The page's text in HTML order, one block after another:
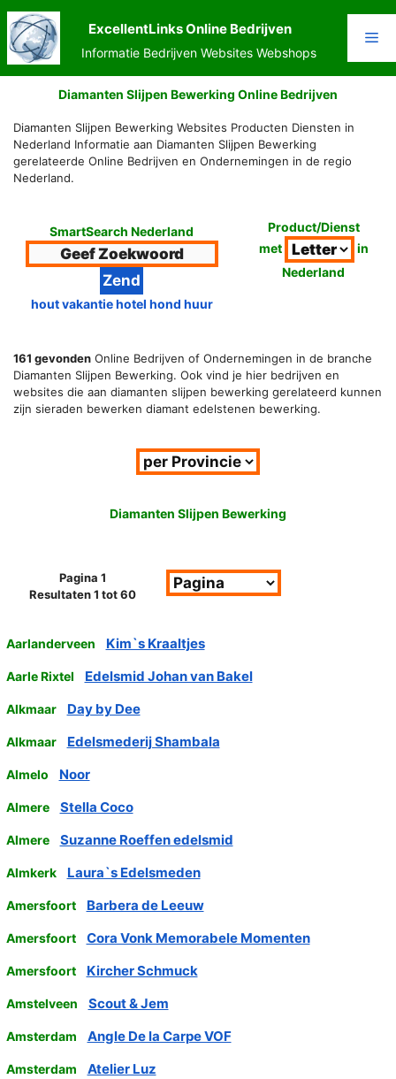
Ga
naar
de
inhoud
ExcellentLinks Online Bedrijven
Informatie Bedrijven Websites Webshops
Diamanten Slijpen Bewerking Online Bedrijven
Diamanten Slijpen Bewerking Websites Producten Diensten in
Nederland Informatie aan Diamanten Slijpen Bewerking
gerelateerde Online Bedrijven en Ondernemingen in de regio
Nederland.
SmartSearch Nederland
hout vakantie hotel hond huur
Product/Dienst
met
in
Nederland
161 gevonden Online Bedrijven of Ondernemingen in de branche
Diamanten Slijpen Bewerking. Ook vind je hier bedrijven en
websites die aan diamanten slijpen bewerking gerelateerd kunnen
zijn sieraden bewerken diamant edelstenen bewerking.
Diamanten Slijpen Bewerking
Pagina 1
Resultaten 1 tot 60
Aarlanderveen Kim`s Kraaltjes
Aarle Rixtel Edelsmid Johan van Bakel
Alkmaar Day by Dee
Alkmaar Edelsmederij Shambala
Almelo Noor
Almere Stella Coco
Almere Suzanne Roeffen edelsmid
Almkerk Laura`s Edelsmeden
Amersfoort Barbera de Leeuw
Amersfoort Cora Vonk Memorabele Momenten
Amersfoort Kircher Schmuck
Amstelveen Scout & Jem
Amsterdam Angle De la Carpe VOF
Amsterdam Atelier Luz